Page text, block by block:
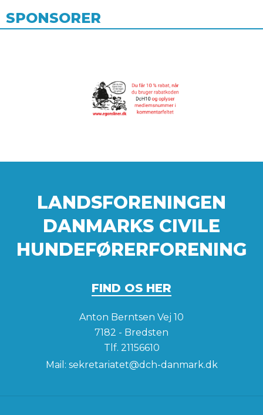
SPONSORER
LANDSFORENINGEN
DANMARKS CIVILE
HUNDEFØRERFORENING
FIND OS HER
Anton Berntsen Vej 10
7182 - Bredsten
Tlf. 21156610
Mail: sekretariatet@dch-danmark.dk